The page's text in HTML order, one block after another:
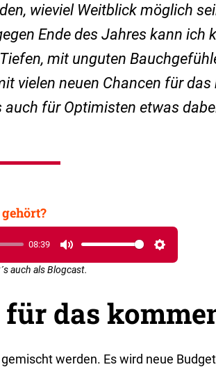
wieviel Weitblick möglich
Ende des Jahres kann ich
mit unguten
vielen neuen Chancen für
für Optimisten etwas
08:39
Mute Settings
auch als Blogcast.
das
werden. Es wird neue